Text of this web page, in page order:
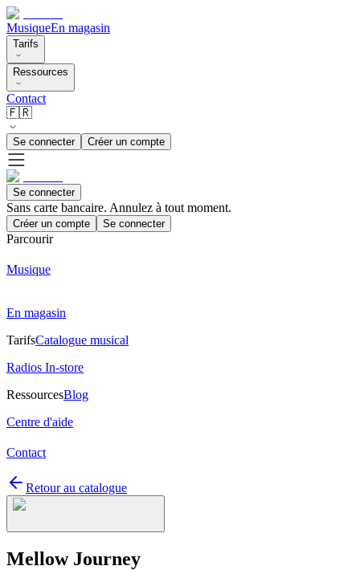
MusiqueEn magasin
Tarifs
Ressources
Contact
🇫🇷
Se connecter Créer un compte
Se connecter
Sans carte bancaire. Annulez à tout moment.
Créer un compte Se connecter
Parcourir
Musique
En magasin
TarifsCatalogue musical
Radios In-store
RessourcesBlog
Centre d'aide
Contact
Retour au catalogue
Mellow Journey